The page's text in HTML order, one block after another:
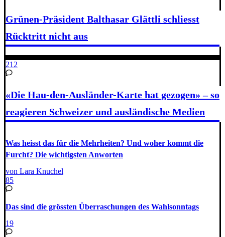
Grünen-Präsident Balthasar Glättli schliesst
Rücktritt nicht aus
212
«Die Hau-den-Ausländer-Karte hat gezogen» – so
reagieren Schweizer und ausländische Medien
Was heisst das für die Mehrheiten? Und woher kommt die
Furcht? Die wichtigsten Anworten
von Lara Knuchel
85
Das sind die grössten Überraschungen des Wahlsonntags
19